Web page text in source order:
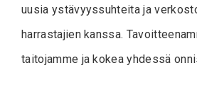
uusia ystävyyssuhteita ja
harrastajien kanssa.
taitojamme ja kokea yhdessä